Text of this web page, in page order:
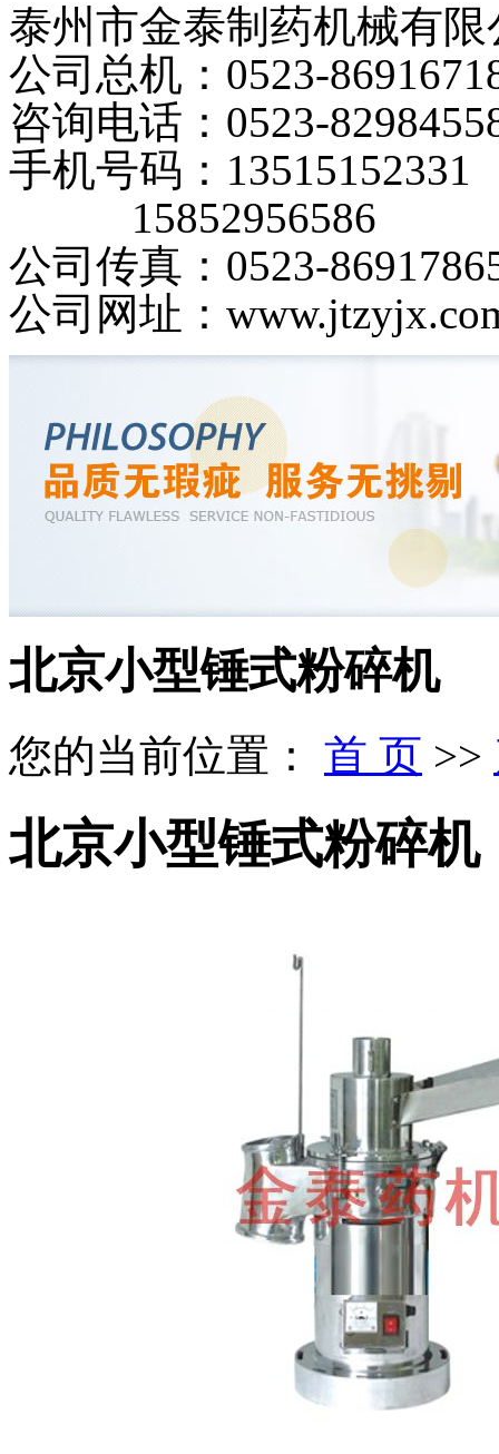
泰州市金泰制药机械有限
公司总机：0523-
咨询电话：0523-
手机号码：13515152331
15852956586
公司传真：0523-
公司网址：
北京小型锤式粉碎机
您的当前位置： 首 页 >>
北京小型锤式粉碎机